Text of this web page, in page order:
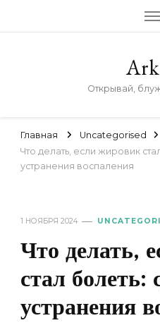
Открывай,
Главная
Uncategorised
Что делать, если жировик
устранения воспаления
1 НОЯБРЯ 2024
Что делать,
стал болеть:
устранения